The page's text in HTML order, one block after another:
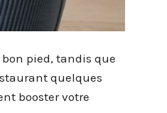
pied, tandis que
quelques
booster votre